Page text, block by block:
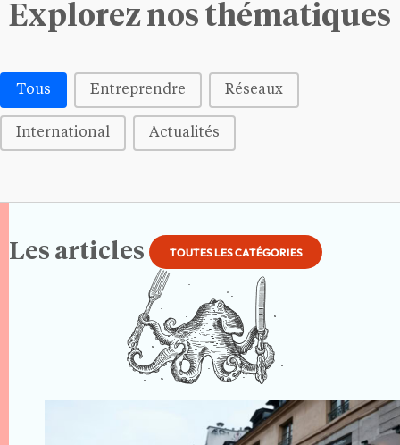
Explorez nos thématiques
Médias | Thématiques - Buttons
Tous Entreprendre Réseaux
International Actualités
Les articles TOUTES LES CATÉGORIES